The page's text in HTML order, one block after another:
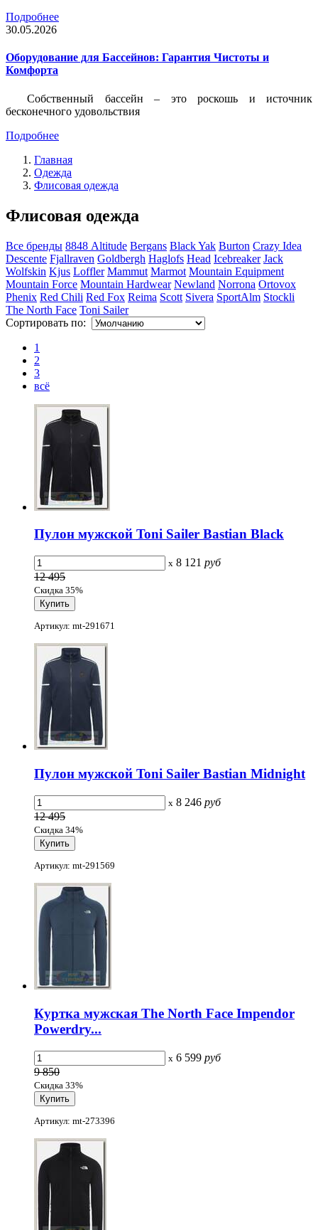
Подробнее
30.05.2026
Оборудование для Бассейнов: Гарантия Чистоты и
Комфорта
Собственный бассейн – это роскошь и источник
бесконечного удовольствия
Подробнее
Главная
Одежда
Флисовая одежда
Флисовая одежда
Все бренды 8848 Altitude Bergans Black Yak Burton Crazy Idea
Descente Fjallraven Goldbergh Haglofs Head Icebreaker Jack
Wolfskin Kjus Loffler Mammut Marmot Mountain Equipment
Mountain Force Mountain Hardwear Newland Norrona Ortovox
Phenix Red Chili Red Fox Reima Scott Sivera SportAlm Stockli
The North Face Toni Sailer
Сортировать по:
1
2
3
всё
Пулон мужской Toni Sailer Bastian Black
x 8 121 руб
12 495
Скидка 35%
Артикул: mt-291671
Пулон мужской Toni Sailer Bastian Midnight
x 8 246 руб
12 495
Скидка 34%
Артикул: mt-291569
Куртка мужская The North Face Impendor
Powerdry...
x 6 599 руб
9 850
Скидка 33%
Артикул: mt-273396